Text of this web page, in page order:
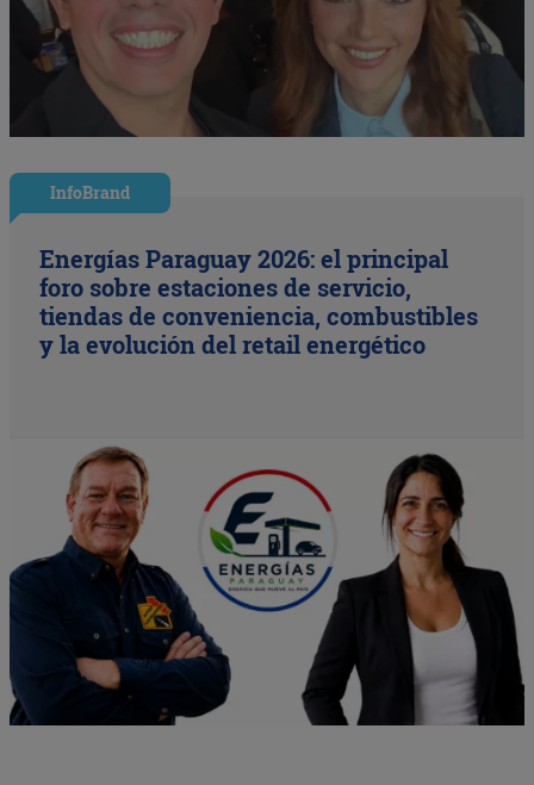
InfoBrand
Energías Paraguay 2026: el principal
foro sobre estaciones de servicio,
tiendas de conveniencia, combustibles
y la evolución del retail energético